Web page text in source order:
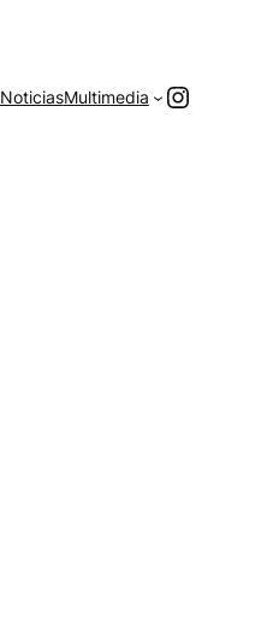
NoticiasMultimedia